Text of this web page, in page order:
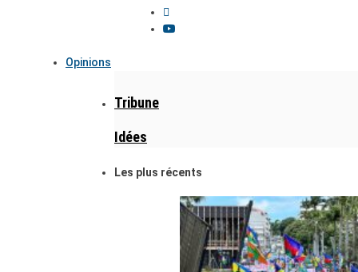
Opinions
Tribune
Idées
Les plus récents